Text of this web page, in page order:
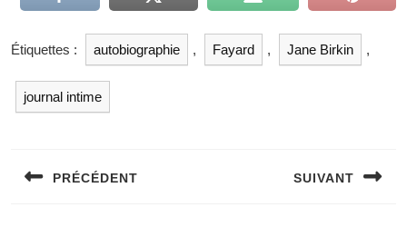
Étiquettes : autobiographie , Fayard , Jane Birkin ,
journal intime
PRÉCÉDENT SUIVANT